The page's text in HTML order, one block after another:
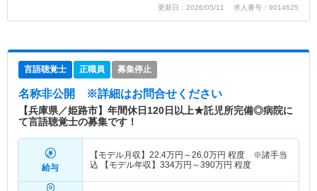
更新日：2026/05/11 求人番号：9014625
言語聴覚士 正職員 募集停止
名称非公開 ※詳細はお問合せください
【兵庫県／姫路市】年間休日120日以上★託児所完備◎病院に
て言語聴覚士の募集です！
給与
【モデル月収】 22.4万円～26.0万円 程度 ※諸手当
込 【モデル年収】 334万円～390万円 程度